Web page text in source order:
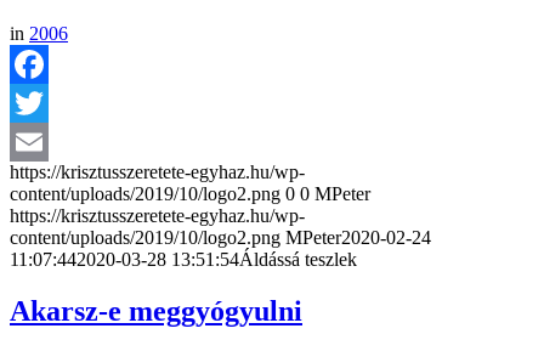
in 2006
Facebook
Twitter
Email
https://krisztusszeretete-egyhaz.hu/wp-
content/uploads/2019/10/logo2.png 0 0 MPeter
https://krisztusszeretete-egyhaz.hu/wp-
content/uploads/2019/10/logo2.png MPeter2020-02-24
11:07:442020-03-28 13:51:54Áldássá teszlek
Akarsz-e meggyógyulni